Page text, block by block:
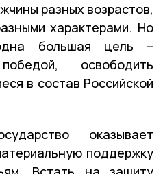
разных возрастов,
характерами. Но
большая цель –
освободить
в состав Российской
оказывает
поддержку